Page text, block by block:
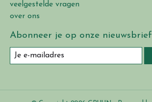
veelgestelde vragen
over ons
Abonneer je op onze nieuwsbrief